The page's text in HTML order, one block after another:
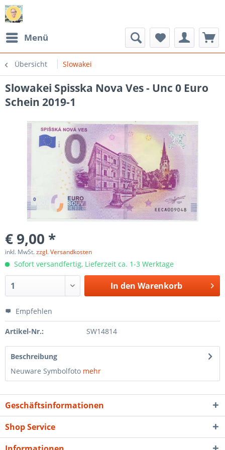
Menü
Übersicht Slowakei
Slowakei Spisska Nova Ves - Unc 0 Euro
Schein 2019-1
€ 9,00 *
inkl. MwSt.zzgl. Versandkosten
Sofort versandfertig, Lieferzeit ca. 1-3 Werktage
In den Warenkorb
Empfehlen
Artikel-Nr.: SW14814
Beschreibung
Neuware Symbolfoto mehr
Geschäftsinformationen
Shop Service